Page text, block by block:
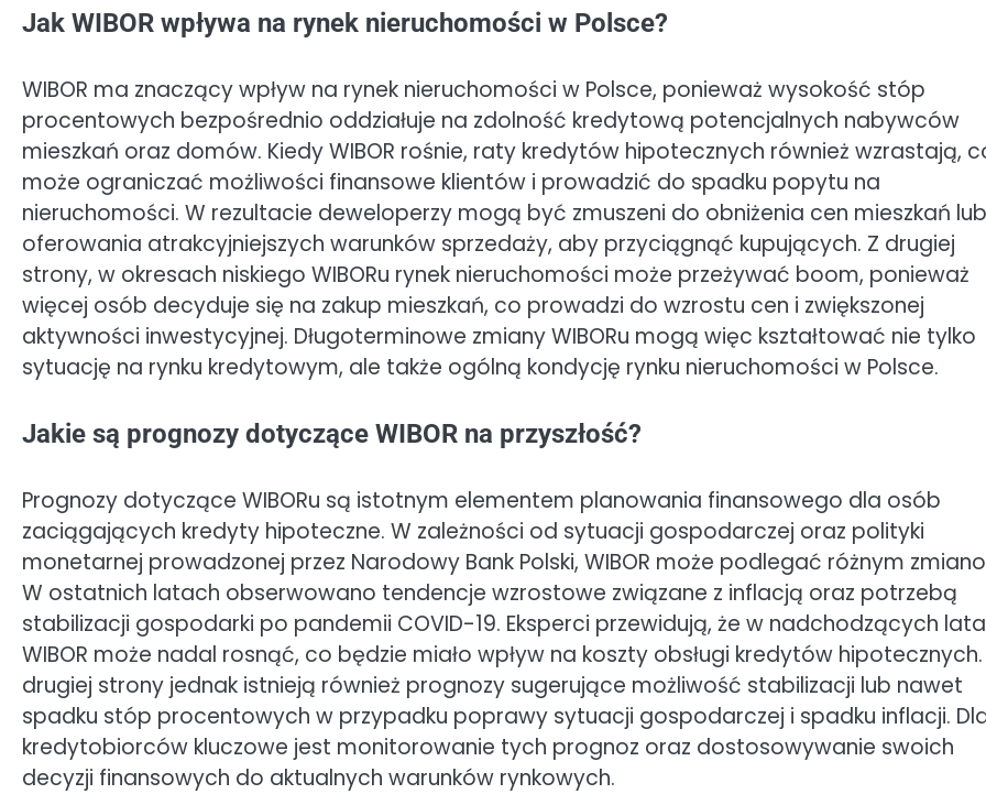
Jak WIBOR wpływa na rynek nieruchomości w Polsce?
WIBOR ma znaczący wpływ na rynek nieruchomości w Polsce, ponieważ wysokość stóp
procentowych bezpośrednio oddziałuje na zdolność kredytową potencjalnych nabywców
mieszkań oraz domów. Kiedy WIBOR rośnie, raty kredytów hipotecznych również wzrastają,
może ograniczać możliwości finansowe klientów i prowadzić do spadku popytu na
nieruchomości. W rezultacie deweloperzy mogą być zmuszeni do obniżenia cen mieszkań lub
oferowania atrakcyjniejszych warunków sprzedaży, aby przyciągnąć kupujących. Z drugiej
strony, w okresach niskiego WIBORu rynek nieruchomości może przeżywać boom, ponieważ
więcej osób decyduje się na zakup mieszkań, co prowadzi do wzrostu cen i zwiększonej
aktywności inwestycyjnej. Długoterminowe zmiany WIBORu mogą więc kształtować nie tylko
sytuację na rynku kredytowym, ale także ogólną kondycję rynku nieruchomości w Polsce.
Jakie są prognozy dotyczące WIBOR na przyszłość?
Prognozy dotyczące WIBORu są istotnym elementem planowania finansowego dla osób
zaciągających kredyty hipoteczne. W zależności od sytuacji gospodarczej oraz polityki
monetarnej prowadzonej przez Narodowy Bank Polski, WIBOR może podlegać różnym
W ostatnich latach obserwowano tendencje wzrostowe związane z inflacją oraz potrzebą
stabilizacji gospodarki po pandemii COVID-19. Eksperci przewidują, że w nadchodzących
WIBOR może nadal rosnąć, co będzie miało wpływ na koszty obsługi kredytów hipotecznych.
drugiej strony jednak istnieją również prognozy sugerujące możliwość stabilizacji lub nawet
spadku stóp procentowych w przypadku poprawy sytuacji gospodarczej i spadku inflacji.
kredytobiorców kluczowe jest monitorowanie tych prognoz oraz dostosowywanie swoich
decyzji finansowych do aktualnych warunków rynkowych.